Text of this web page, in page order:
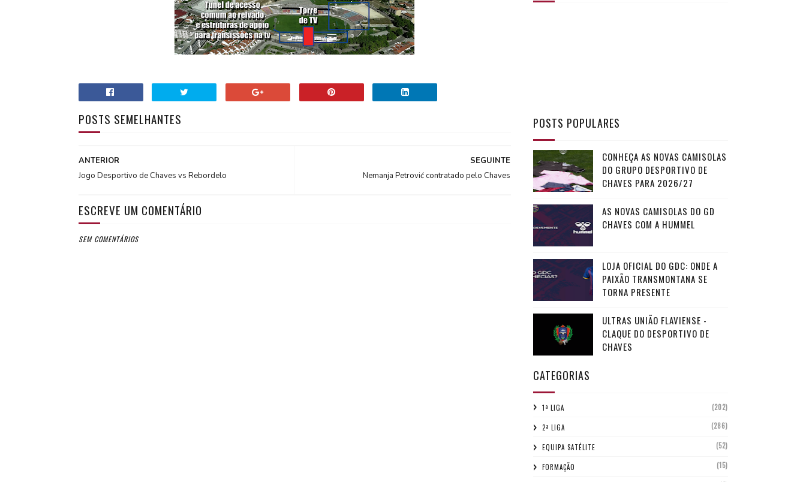
POSTS SEMELHANTES
SEGUINTE
Nemanja Petrović contratado pelo Chaves
ANTERIOR
Jogo Desportivo de Chaves vs Rebordelo
ESCREVE UM COMENTÁRIO
SEM COMENTÁRIOS
POSTS POPULARES
CONHEÇA AS NOVAS CAMISOLAS
DO GRUPO DESPORTIVO DE
CHAVES PARA 2026/27
AS NOVAS CAMISOLAS DO GD
CHAVES COM A HUMMEL
LOJA OFICIAL DO GDC: ONDE A
PAIXÃO TRANSMONTANA SE
TORNA PRESENTE
ULTRAS UNIÃO FLAVIENSE -
CLAQUE DO DESPORTIVO DE
CHAVES
CATEGORIAS
1ª LIGA (202)
2ª LIGA (286)
EQUIPA SATÉLITE (52)
FORMAÇÃO (15)